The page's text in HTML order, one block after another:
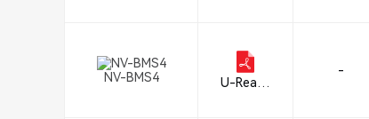
NV-BMS4
U-Reach
-